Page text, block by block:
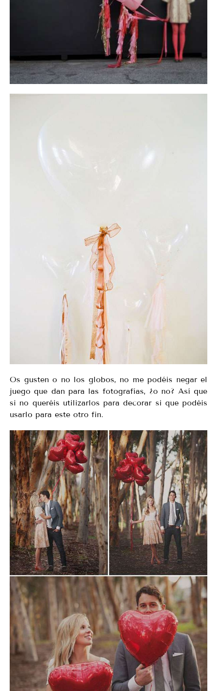
Os gusten o no los globos, no me podéis negar el
juego que dan para las fotografías, ¿o no? Así que
si no queréis utilizarlos para decorar si que podéis
usarlo para este otro fin.